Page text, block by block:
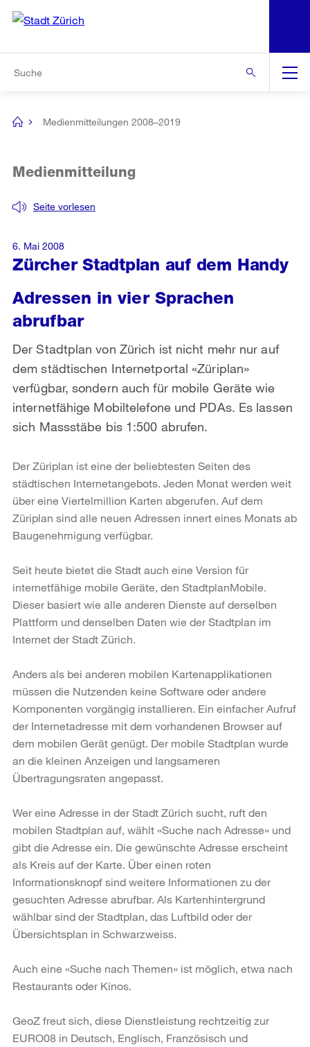
Navigation
[no
Medienmitteilungen 2008–2019
Zürcher Stadtplan auf dem Handy
Seite vorlesen
Medienmitteilung
Adressen in vier Sprachen
abrufbar
Der Stadtplan von Zürich ist nicht mehr nur auf
dem städtischen Internetportal «Züriplan»
verfügbar, sondern auch für mobile Geräte wie
internetfähige Mobiltelefone und PDAs. Es lassen
sich Massstäbe bis 1:500 abrufen.
6. Mai 2008
Der Züriplan ist eine der beliebtesten Seiten des
städtischen Internetangebots. Jeden Monat werden weit
über eine Viertelmillion Karten abgerufen. Auf dem
Züriplan sind alle neuen Adressen innert eines Monats ab
Baugenehmigung verfügbar.
Seit heute bietet die Stadt auch eine Version für
internetfähige mobile Geräte, den StadtplanMobile.
Dieser basiert wie alle anderen Dienste auf derselben
Plattform und denselben Daten wie der Stadtplan im
Internet der Stadt Zürich.
Anders als bei anderen mobilen Kartenapplikationen
müssen die Nutzenden keine Software oder andere
Komponenten vorgängig installieren. Ein einfacher Aufruf
der Internetadresse mit dem vorhandenen Browser auf
dem mobilen Gerät genügt. Der mobile Stadtplan wurde
an die kleinen Anzeigen und langsameren
Übertragungsraten angepasst.
Wer eine Adresse in der Stadt Zürich sucht, ruft den
mobilen Stadtplan auf, wählt «Suche nach Adresse» und
gibt die Adresse ein. Die gewünschte Adresse erscheint
als Kreis auf der Karte. Über einen roten
Informationsknopf sind weitere Informationen zu der
gesuchten Adresse abrufbar. Als Kartenhintergrund
wählbar sind der Stadtplan, das Luftbild oder der
Übersichtsplan in Schwarzweiss.
Auch eine «Suche nach Themen» ist möglich, etwa nach
Restaurants oder Kinos.
GeoZ freut sich, diese Dienstleistung rechtzeitig zur
EURO08 in Deutsch, Englisch, Französisch und